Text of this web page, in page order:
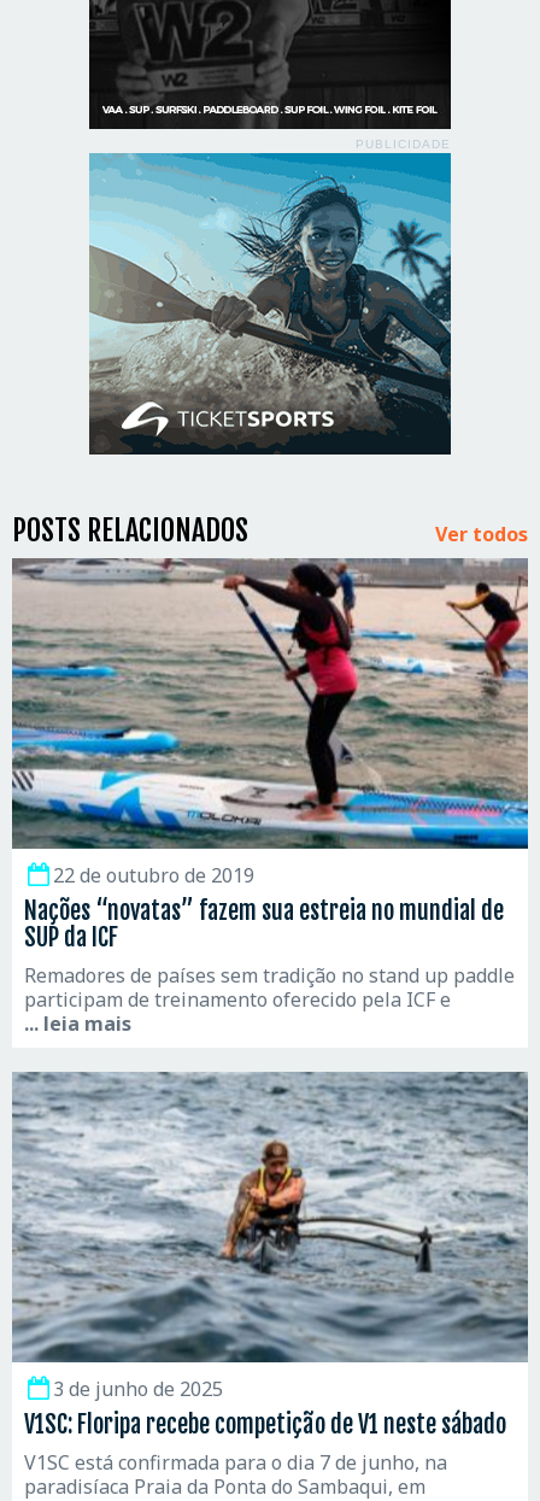
PUBLICIDADE
POSTS RELACIONADOS Ver todos
22 de outubro de 2019
Nações “novatas” fazem sua estreia no mundial de
SUP da ICF
Remadores de países sem tradição no stand up paddle
participam de treinamento oferecido pela ICF e
... leia mais
3 de junho de 2025
V1SC: Floripa recebe competição de V1 neste sábado
V1SC está confirmada para o dia 7 de junho, na
paradisíaca Praia da Ponta do Sambaqui, em